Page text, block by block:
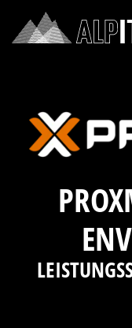
Zum Menü springen